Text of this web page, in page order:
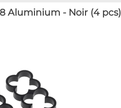
Aluminium - Noir (4 pcs)